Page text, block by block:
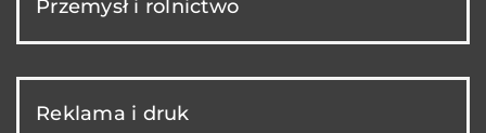
Przemysł i rolnictwo
Reklama i druk